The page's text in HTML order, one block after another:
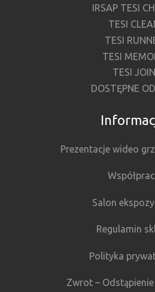
IRSAP TESI
TESI
TESI
TESI
TESI JOIN
DOSTĘPNE
Prezentacje wideo
Salon
Regulamin
Polityka
Zwrot –